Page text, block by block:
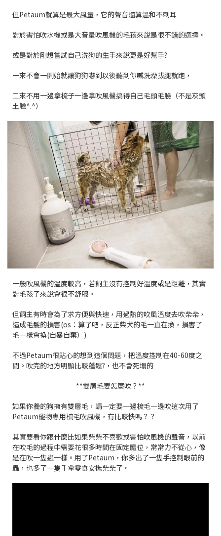
但Petaum就算是最大風量，它的聲音還算溫和不刺耳
對於害怕吹水機或是大音量吹風機的毛孩來說是很不錯的選擇。
或是對於剛想嘗試自己洗狗的生手來說更是好幫手?
一來不會一開始就讓狗狗嚇到以後聽到你喊洗澡拔腿就跑，
二來不用一邊拿梳子一邊拿吹風機搞得自己毛頭毛臉（不是灰頭
土臉^.^）
一般吹風機的溫度較高，若飼主沒有控制好溫度或是距離，其實
對毛孩子來說會很不舒服。
但飼主有時會為了求方便與快速，用過熱的吹風溫度去吹柴柴，
造成毛髮的損害(os：算了吧，反正柴犬的毛一直在換，損害了
毛一樣會換(自暴自棄）)
不過Petaum很貼心的想到這個問題，把溫度控制在40-60度之
間。吹完的地方明顯比較蓬鬆?，也不會死塌的
**雙層毛要怎麼吹？**
如果你養的狗擁有雙層毛，請一定要一邊梳毛一邊吹這次用了
Petaum寵物專用梳毛吹風機，有比較快嗎？？
其實要看你跟什麼比如果柴柴不喜歡或害怕吹風機的聲音，以前
在吹毛的過程中需要花很多時間在固定體位，常常力不從心，像
是在吹一隻蟲一樣。用了Petaum，你多出了一隻手控制眼前的
蟲，也多了一隻手拿零食安撫柴柴了。